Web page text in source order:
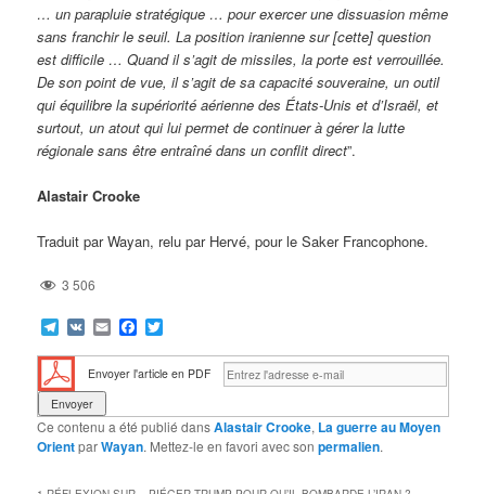
… un parapluie stratégique … pour exercer une dissuasion même
sans franchir le seuil. La position iranienne sur [cette] question
est difficile … Quand il s’agit de missiles, la porte est verrouillée.
De son point de vue, il s’agit de sa capacité souveraine, un outil
qui équilibre la supériorité aérienne des États-Unis et d’Israël, et
surtout, un atout qui lui permet de continuer à gérer la lutte
régionale sans être entraîné dans un conflit direct”.
Alastair Crooke
Traduit par Wayan, relu par Hervé, pour le Saker Francophone.
3 506
Telegram
VK EmailFacebook
Envoyer l'article en PDF
Ce contenu a été publié dansAlastair Crooke, La guerre au Moyen
OrientparWayan. Mettez-le en favori avec sonpermalien.